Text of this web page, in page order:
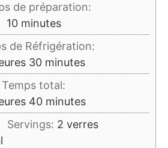
de préparation:
10minutes
minutes
de Réfrigération:
30minutes
minutes
Temps total:
40minutes
minutes
Servings: 2 verres